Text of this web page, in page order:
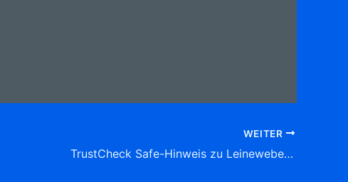
WEITER
TrustCheck Safe-Hinweis zu Leineweber Manfred GmbH KFZ-Sachverständigenbüro , Hegstieg 34, (Baerl) 47199 Duisburg Tel: 02841 8 73 11 Sachverständige